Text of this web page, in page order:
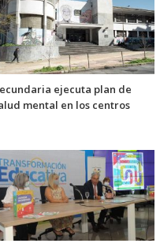
ejecuta plan de
mental en los centros